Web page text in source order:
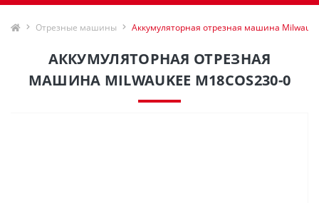
Отрезные машины Аккумуляторная отрезная машина
АККУМУЛЯТОРНАЯ ОТРЕЗНАЯ
МАШИНА MILWAUKEE M18COS230-0